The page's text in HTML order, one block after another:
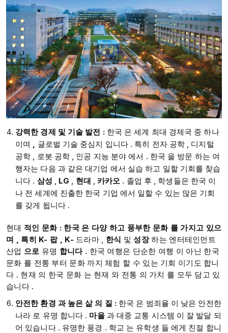
강력한 경제 및 기술 발전 : 한국 은 세계 최대 경제국 중 하나
이며 , 글로벌 기술 중심지 입니다 .​ 특히 전자 공학 , 디지털
공학 , 로봇 공학 , 인공 지능 분야 에서 .​ 한국 을 방문 하는 여
행자는 다음 과 같은 대기업 에서 실습 하고 일할 기회를 찾습
니다 . 삼성 , LG , 현대 , 카카오 . 졸업 후 , 학생들은 한국 이
나 전 세계에 진출한 한국 기업 에서 일할 수 있는 많은 기회
를 갖게 됩니다 .
현대 적인 문화 : 한국 은 다양 하고 풍부한 문화 를 가지고 있으
며 , 특히 K- 팝 , K- 드라마 , 한식 및성장하는 엔터테인먼트
산업 으로 유명 합니다 . 한국 여행은 단순한 여행 이 아닌 한국
문화 를 전통 부터 문화 까지 체험 할 수 있는 기회 이기도 합니
다 . ​현재 의 한국 문화 는 현재 와 전통 의 가치 를 모두 담고 있
습니다 .
안전한 환경 과 높은 삶 의 질 : 한국 은 범죄율 이 낮은 안전한
나라 로 유명 합니다 . 마을 과 대중 교통 시스템 이 잘 발달 되
어 있습니다 .​​​​​​​​​​ 유명한 풍경 . ​학교 는 유학생 들 에게 친절 합니